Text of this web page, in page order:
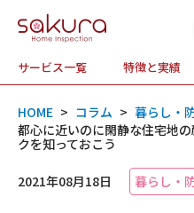
サービス一覧 特徴と実績
サービス一覧
さくら事務所の特徴と
ホームインスペクショ
HOME > コラム > 暮らし・
都心に近いのに閑静な住宅地
クを知っておこう
2021年08月18日 暮らし・